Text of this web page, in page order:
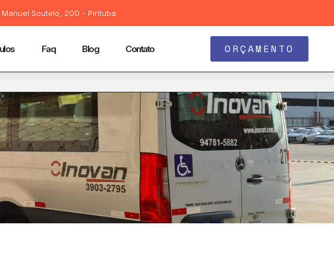
Manuel Soutelo, 200 - Pirituba
Faq Blog Contato ORÇAMENTO